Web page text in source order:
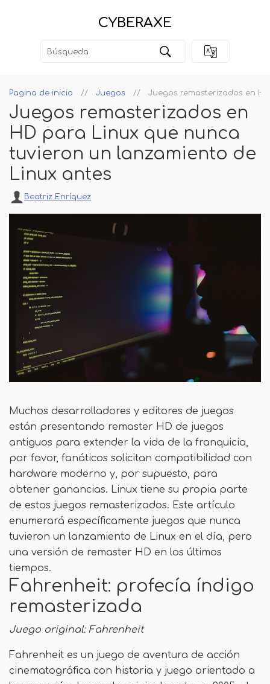
CYBERAXE
Pagina de inicio Juegos Juegos remasterizados en
Juegos remasterizados en
HD para Linux que nunca
tuvieron un lanzamiento de
Linux antes
Beatriz Enríquez
Muchos desarrolladores y editores de juegos
están presentando remaster HD de juegos
antiguos para extender la vida de la franquicia,
por favor, fanáticos solicitan compatibilidad con
hardware moderno y, por supuesto, para
obtener ganancias. Linux tiene su propia parte
de estos juegos remasterizados. Este artículo
enumerará específicamente juegos que nunca
tuvieron un lanzamiento de Linux en el día, pero
una versión de remaster HD en los últimos
tiempos.
Fahrenheit: profecía índigo
remasterizada
Juego original: Fahrenheit
Fahrenheit es un juego de aventura de acción
cinematográfica con historia y juego orientado a